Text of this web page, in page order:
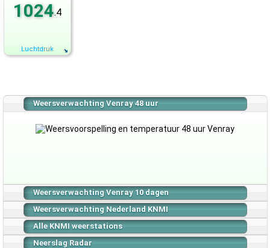
1024.4
Luchtdruk
Weersverwachting Venray 48 uur
Weersverwachting Venray 10 dagen
Weersverwachting Nederland KNMI
Alle KNMI weerstations
Neerslag Radar